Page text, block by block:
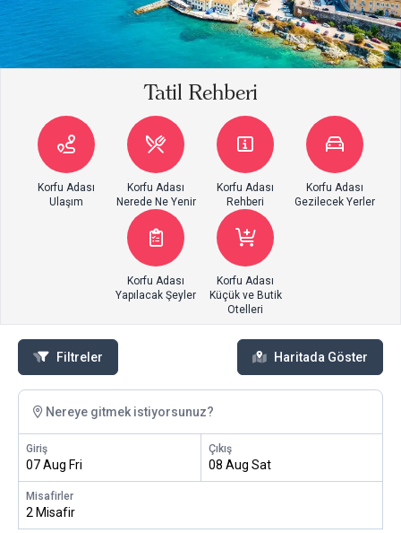
Tatil Rehberi
Korfu Adası
Ulaşım
Korfu Adası
Nerede Ne Yenir
Korfu Adası
Rehberi
Korfu Adası
Gezilecek Yerler
Korfu Adası
Yapılacak Şeyler
Korfu Adası
Küçük ve Butik
Otelleri
Filtreler Haritada Göster
Nereye gitmek istiyorsunuz?
Giriş
07 Aug Fri
Çıkış
08 Aug Sat
Misafirler
2 Misafir